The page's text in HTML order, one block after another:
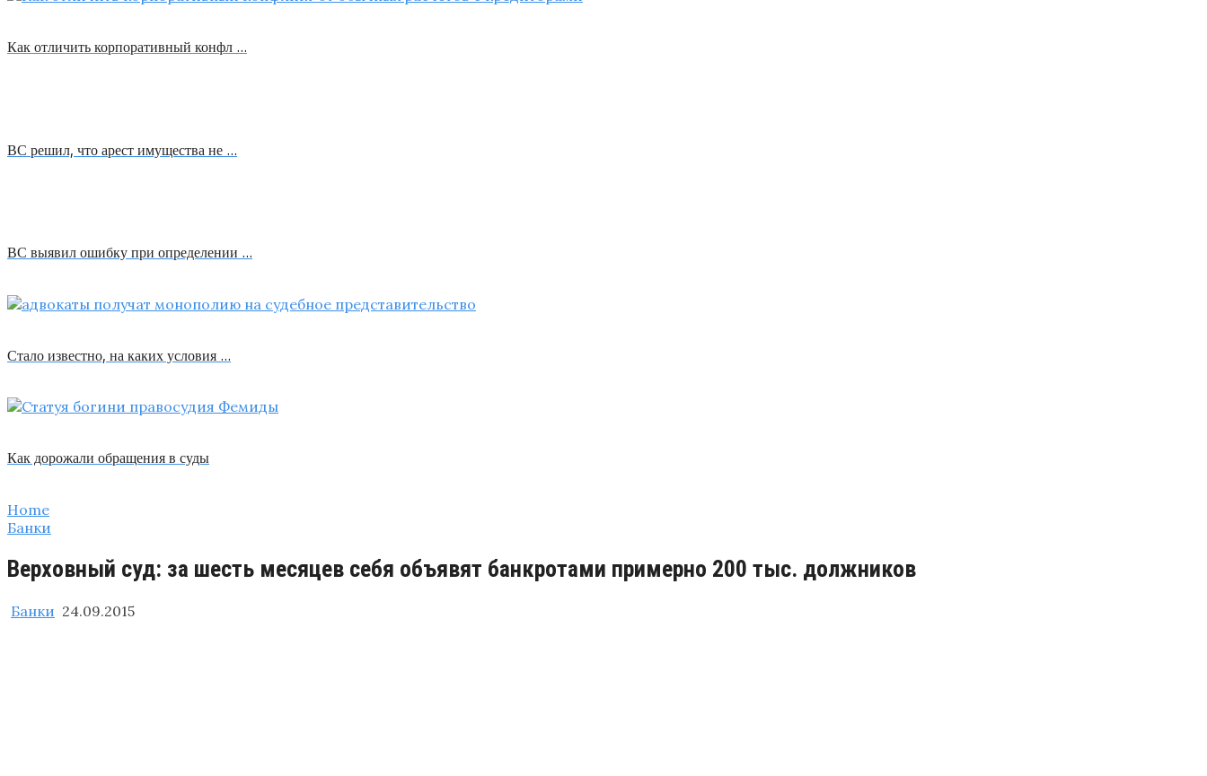
Как отличить корпоративный конфл …
ВС решил, что арест имущества не …
ВС выявил ошибку при определении …
Стало известно, на каких условия …
Как дорожали обращения в суды
Home
Банки
Верховный суд: за шесть месяцев себя объявят банкротами примерно 200 тыс. должников
Банки 24.09.2015